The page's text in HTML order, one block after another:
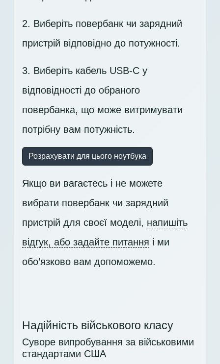
2. Виберіть повербанк чи зарядний
пристрій відповідно до потужності.
3. Виберіть кабель USB-C у
відповідності до обраного
повербанка, що може витримувати
потрібну вам потужність.
Розрахувати для цього ноутбука
Якщо ви вагаєтесь і не можете
вибрати повербанк чи зарядний
пристрій для своєї моделі, напишіть
відгук, або задайте питання і ми
обо’язково вам допоможемо.
Надійність військового класу
Суворе випробування за військовими
стандартами США